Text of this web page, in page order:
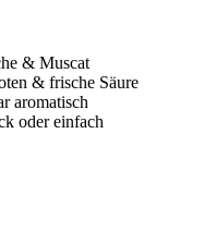
& Muscat
& frische Säure
aromatisch
oder einfach